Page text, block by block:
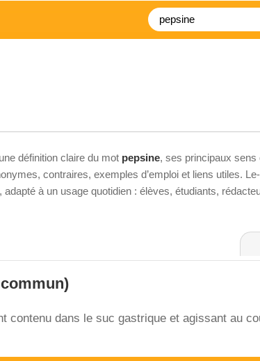
définition claire du mot pepsine, ses principaux
contraires, exemples d’emploi et liens utiles.
adapté à un usage quotidien : élèves, étudiants,
contenu dans le suc gastrique et agissant au